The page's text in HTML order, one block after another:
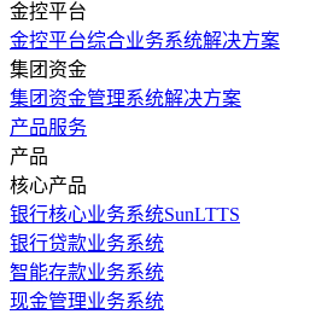
金控平台
金控平台综合业务系统解决方案
集团资金
集团资金管理系统解决方案
产品服务
产品
核心产品
银行核心业务系统SunLTTS
银行贷款业务系统
智能存款业务系统
现金管理业务系统